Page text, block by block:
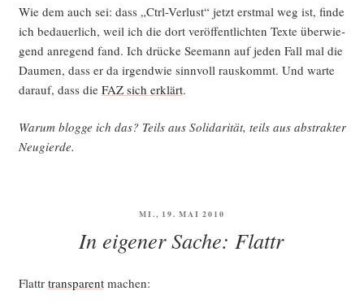
Wie dem auch sei: dass „Ctrl-Ver­lust“ jetzt erst­mal weg ist, fin­de
ich bedau­er­lich, weil ich die dort ver­öf­fent­lich­ten Tex­te über­wie­
gend anre­gend fand. Ich drü­cke See­mann auf jeden Fall mal die
Dau­men, dass er da irgend­wie sinn­voll raus­kommt. Und war­te
dar­auf, dass die FAZ sich erklärt.
War­um blog­ge ich das? Teils aus Soli­da­ri­tät, teils aus abs­trak­ter
Neugierde.
VERÖFFENTLICHT
MI., 19. MAI 2010
In eigener Sache: Flattr
Flattr trans­pa­rentmachen: